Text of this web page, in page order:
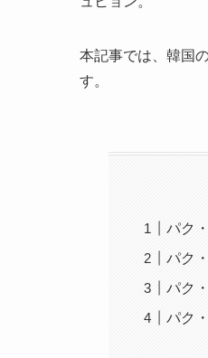
本記事では、韓国
す。
パク
パク
パク
パク